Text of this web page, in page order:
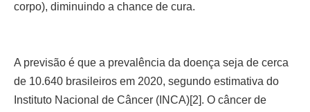
corpo), diminuindo a chance de cura.
A previsão é que a prevalência da doença seja de cerca
de 10.640 brasileiros em 2020, segundo estimativa do
Instituto Nacional de Câncer (INCA)[2]. O câncer de